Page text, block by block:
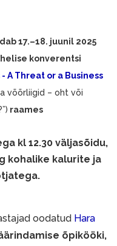
17.–18. juunil 2025
konverentsi
A Threat or a Business
võõrliigid – oht või
raames
kl 12.30 väljasõidu,
kohalike kalurite ja
oodatud Hara
õpikööki,